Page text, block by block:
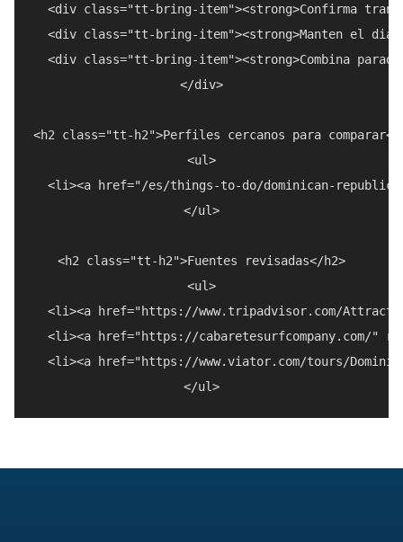
<div class="tt-bring-item"><strong>Confirma
<div class="tt-bring-item"><strong>Manten el
<div class="tt-bring-item"><strong>Combina
</div>
<h2 class="tt-h2">Perfiles cercanos para comparar</
<ul>
<li><a href="/es/things-to-do/dominican-
</ul>
<h2 class="tt-h2">Fuentes revisadas</h2>
<ul>
<li><a href="https://www.tripadvisor.com/
<li><a href="https://cabaretesurfcompany.com/"
<li><a href="https://www.viator.com/tours/